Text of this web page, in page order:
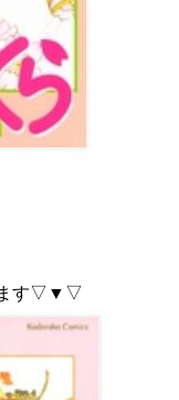
ます▽▼▽